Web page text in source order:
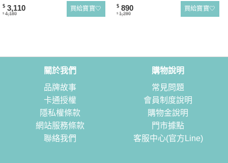
$ 3,110
$ 4,180
買給寶寶🤍 $ 890
$ 1,290
買給寶寶🤍
關於我們
品牌故事
卡通授權
隱私權條款
網站服務條款
聯絡我們
購物說明
常見問題
會員制度說明
購物金說明
門市據點
客服中心(官方Line)